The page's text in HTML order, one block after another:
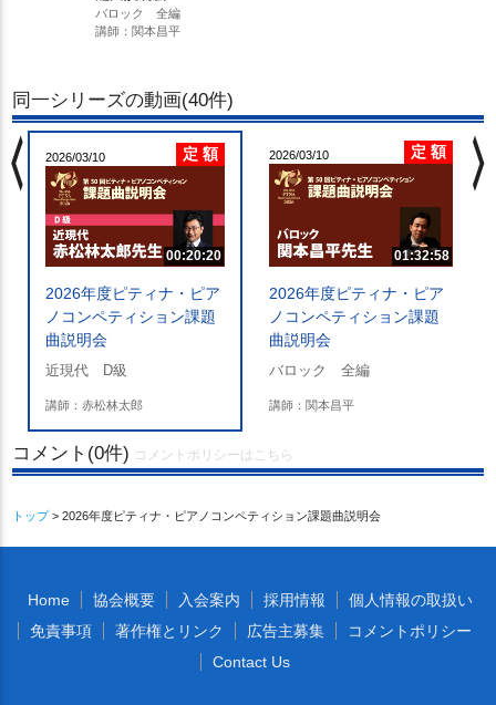
バロック 全編
講師：関本昌平
同一シリーズの動画(40件)
2026/03/10 定 額
00:20:20
2026年度ピティナ・ピア
ノコンペティション課題
曲説明会
近現代 D級
講師：赤松林太郎
2026/03/10 定 額
01:32:58
2026年度ピティナ・ピア
ノコンペティション課題
曲説明会
バロック 全編
講師：関本昌平
chevron_left chevron_right
コメント(0件) コメントポリシーはこちら
トップ> 2026年度ピティナ・ピアノコンペティション課題曲説明会
Home 協会概要 入会案内 採用情報
個人情報の取扱い
免責事項
著作権とリンク 広告主募集
コメントポリシー
Contact Us